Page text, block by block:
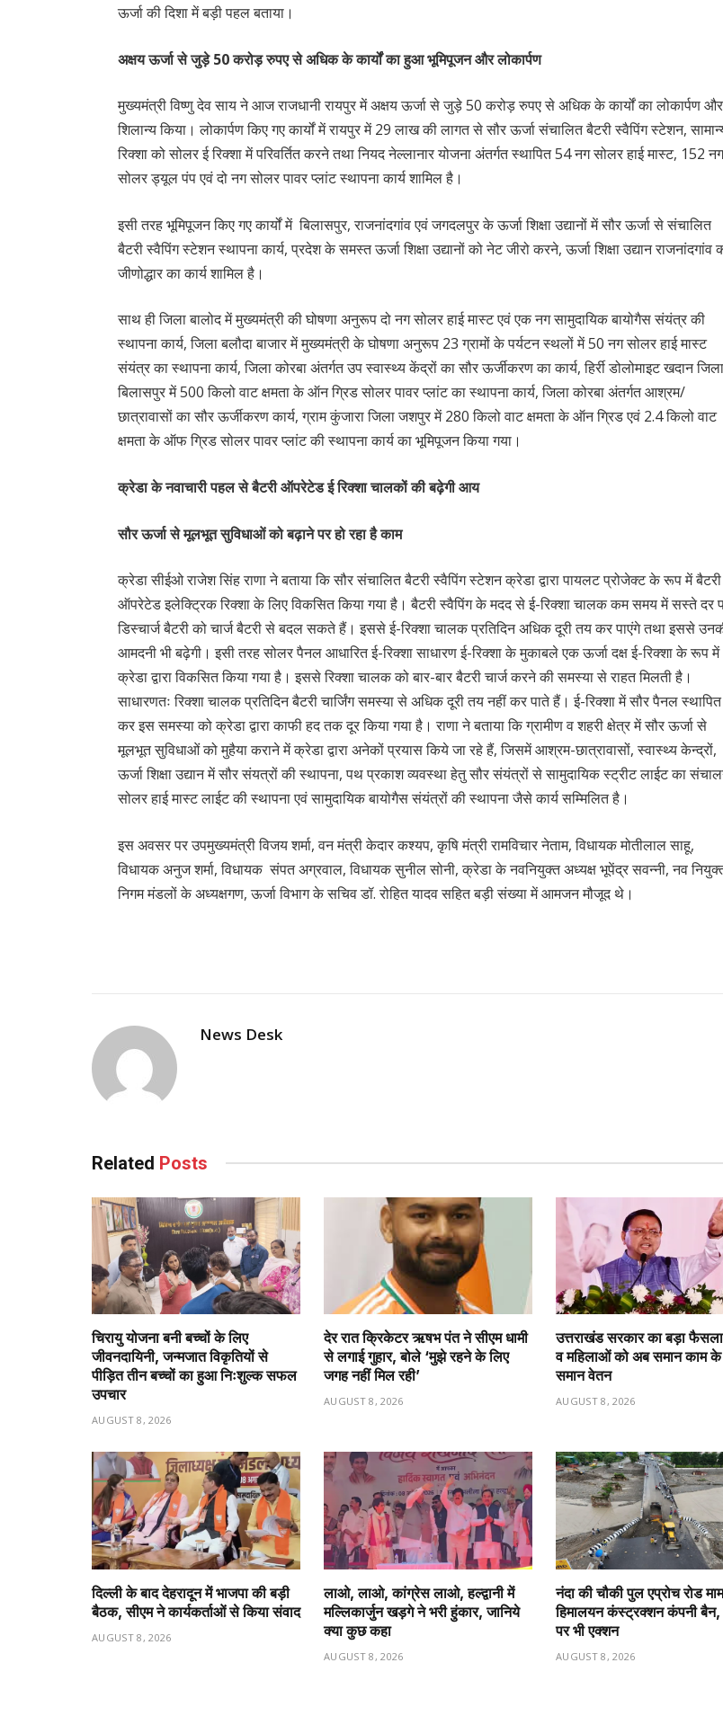
ऊर्जा की दिशा में बड़ी पहल बताया।
अक्षय ऊर्जा से जुड़े 50 करोड़ रुपए से अधिक के कार्यों का हुआ भूमिपूजन और लोकार्पण
मुख्यमंत्री विष्णु देव साय ने आज राजधानी रायपुर में अक्षय ऊर्जा से जुड़े 50 करोड़ रुपए से अधिक के कार्यों का लोकार्पण और
शिलान्य किया। लोकार्पण किए गए कार्यों में रायपुर में 29 लाख की लागत से सौर ऊर्जा संचालित बैटरी स्वैपिंग स्टेशन,
रिक्शा को सोलर ई रिक्शा में परिवर्तित करने तथा नियद नेल्लानार योजना अंतर्गत स्थापित 54 नग सोलर हाई मास्ट, 152
सोलर ड्यूल पंप एवं दो नग सोलर पावर प्लांट स्थापना कार्य शामिल है।
इसी तरह भूमिपूजन किए गए कार्यों में बिलासपुर, राजनांदगांव एवं जगदलपुर के ऊर्जा शिक्षा उद्यानों में सौर ऊर्जा से संचालित
बैटरी स्वैपिंग स्टेशन स्थापना कार्य, प्रदेश के समस्त ऊर्जा शिक्षा उद्यानों को नेट जीरो करने, ऊर्जा शिक्षा उद्यान राजनांदगांव
जीणोद्धार का कार्य शामिल है।
साथ ही जिला बालोद में मुख्यमंत्री की घोषणा अनुरूप दो नग सोलर हाई मास्ट एवं एक नग सामुदायिक बायोगैस संयंत्र की
स्थापना कार्य, जिला बलौदा बाजार में मुख्यमंत्री के घोषणा अनुरूप 23 ग्रामों के पर्यटन स्थलों में 50 नग सोलर हाई मास्ट
संयंत्र का स्थापना कार्य, जिला कोरबा अंतर्गत उप स्वास्थ्य केंद्रों का सौर ऊर्जीकरण का कार्य, हिर्री डोलोमाइट खदान जिला
बिलासपुर में 500 किलो वाट क्षमता के ऑन ग्रिड सोलर पावर प्लांट का स्थापना कार्य, जिला कोरबा अंतर्गत आश्रम/
छात्रावासों का सौर ऊर्जीकरण कार्य, ग्राम कुंजारा जिला जशपुर में 280 किलो वाट क्षमता के ऑन ग्रिड एवं 2.4 किलो वाट
क्षमता के ऑफ ग्रिड सोलर पावर प्लांट की स्थापना कार्य का भूमिपूजन किया गया।
क्रेडा के नवाचारी पहल से बैटरी ऑपरेटेड ई रिक्शा चालकों की बढ़ेगी आय
सौर ऊर्जा से मूलभूत सुविधाओं को बढ़ाने पर हो रहा है काम
क्रेडा सीईओ राजेश सिंह राणा ने बताया कि सौर संचालित बैटरी स्वैपिंग स्टेशन क्रेडा द्वारा पायलट प्रोजेक्ट के रूप में बैटरी
ऑपरेटेड इलेक्ट्रिक रिक्शा के लिए विकसित किया गया है। बैटरी स्वैपिंग के मदद से ई-रिक्शा चालक कम समय में सस्ते दर
डिस्चार्ज बैटरी को चार्ज बैटरी से बदल सकते हैं। इससे ई-रिक्शा चालक प्रतिदिन अधिक दूरी तय कर पाएंगे तथा इससे
आमदनी भी बढ़ेगी। इसी तरह सोलर पैनल आधारित ई-रिक्शा साधारण ई-रिक्शा के मुकाबले एक ऊर्जा दक्ष ई-रिक्शा के रूप में
क्रेडा द्वारा विकसित किया गया है। इससे रिक्शा चालक को बार-बार बैटरी चार्ज करने की समस्या से राहत मिलती है।
साधारणतः रिक्शा चालक प्रतिदिन बैटरी चार्जिंग समस्या से अधिक दूरी तय नहीं कर पाते हैं। ई-रिक्शा में सौर पैनल स्थापित
कर इस समस्या को क्रेडा द्वारा काफी हद तक दूर किया गया है। राणा ने बताया कि ग्रामीण व शहरी क्षेत्र में सौर ऊर्जा से
मूलभूत सुविधाओं को मुहैया कराने में क्रेडा द्वारा अनेकों प्रयास किये जा रहे हैं, जिसमें आश्रम-छात्रावासों, स्वास्थ्य केन्द्रों,
ऊर्जा शिक्षा उद्यान में सौर संयत्रों की स्थापना, पथ प्रकाश व्यवस्था हेतु सौर संयंत्रों से सामुदायिक स्ट्रीट लाईट का
सोलर हाई मास्ट लाईट की स्थापना एवं सामुदायिक बायोगैस संयंत्रों की स्थापना जैसे कार्य सम्मिलित है।
इस अवसर पर उपमुख्यमंत्री विजय शर्मा, वन मंत्री केदार कश्यप, कृषि मंत्री रामविचार नेताम, विधायक मोतीलाल साहू,
विधायक अनुज शर्मा, विधायक संपत अग्रवाल, विधायक सुनील सोनी, क्रेडा के नवनियुक्त अध्यक्ष भूपेंद्र सवन्नी, नव
निगम मंडलों के अध्यक्षगण, ऊर्जा विभाग के सचिव डॉ. रोहित यादव सहित बड़ी संख्या में आमजन मौजूद थे।
News Desk
Related Posts
चिरायु योजना बनी बच्चों के लिए
जीवनदायिनी, जन्मजात विकृतियों से
पीड़ित तीन बच्चों का हुआ निःशुल्क सफल
उपचार
AUGUST 8, 2026
देर रात क्रिकेटर ऋषभ पंत ने सीएम धामी
से लगाई गुहार, बोले ‘मुझे रहने के लिए
जगह नहीं मिल रही’
AUGUST 8, 2026
उत्तराखंड सरकार का बड़ा
व महिलाओं को अब समान काम के
समान वेतन
AUGUST 8, 2026
दिल्ली के बाद देहरादून में भाजपा की बड़ी
बैठक, सीएम ने कार्यकर्ताओं से किया संवाद
AUGUST 8, 2026
लाओ, लाओ, कांग्रेस लाओ, हल्द्वानी में
मल्लिकार्जुन खड़गे ने भरी हुंकार, जानिये
क्या कुछ कहा
AUGUST 8, 2026
नंदा की चौकी पुल एप्रोच रोड
हिमालयन कंस्ट्रक्शन कंपनी बैन,
पर भी एक्शन
AUGUST 8, 2026